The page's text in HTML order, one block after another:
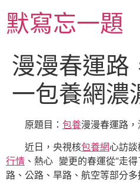
至
主默寫忘一題
漫漫春運路
一包養網濃
原題目： 包養漫漫春運路
近日，央視核包養網心訪
行情 、熱心 變更的春運從“走
路、公路、旱路、航空等部分